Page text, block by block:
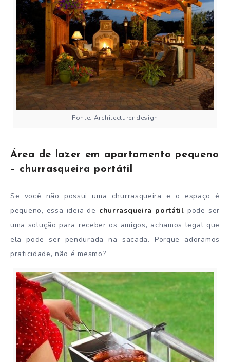
Fonte: Architecturendesign
Área de lazer em apartamento pequeno
– churrasqueira portátil
Se você não possui uma churrasqueira e o espaço é
pequeno, essa ideia de churrasqueira portátil pode ser
uma solução para receber os amigos, achamos legal que
ela pode ser pendurada na sacada. Porque adoramos
praticidade, não é mesmo?